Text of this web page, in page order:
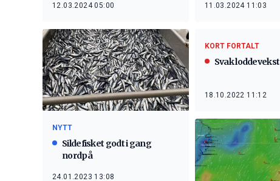
12.03.2024 05:00 11.03.2024 11:03
NYTT
Sildefisket godt i gang
nordpå
24.01.2023 13:08
KORT FORTALT
Svak loddevekst
18.10.2022 11:12